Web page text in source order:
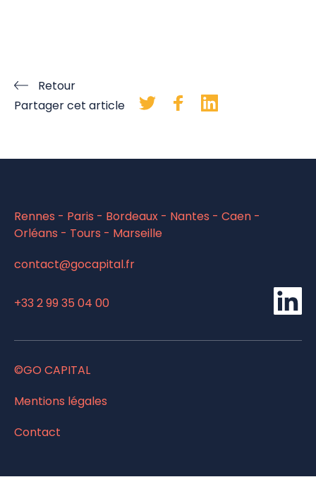
Retour
Partager cet article
Rennes - Paris - Bordeaux - Nantes - Caen -
Orléans - Tours - Marseille
contact@gocapital.fr
+33 2 99 35 04 00
©GO CAPITAL
Mentions légales
Contact